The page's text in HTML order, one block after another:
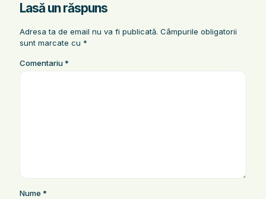
Lasă un răspuns
Adresa ta de email nu va fi publicată. Câmpurile obligatorii
sunt marcate cu *
Comentariu*
Nume *